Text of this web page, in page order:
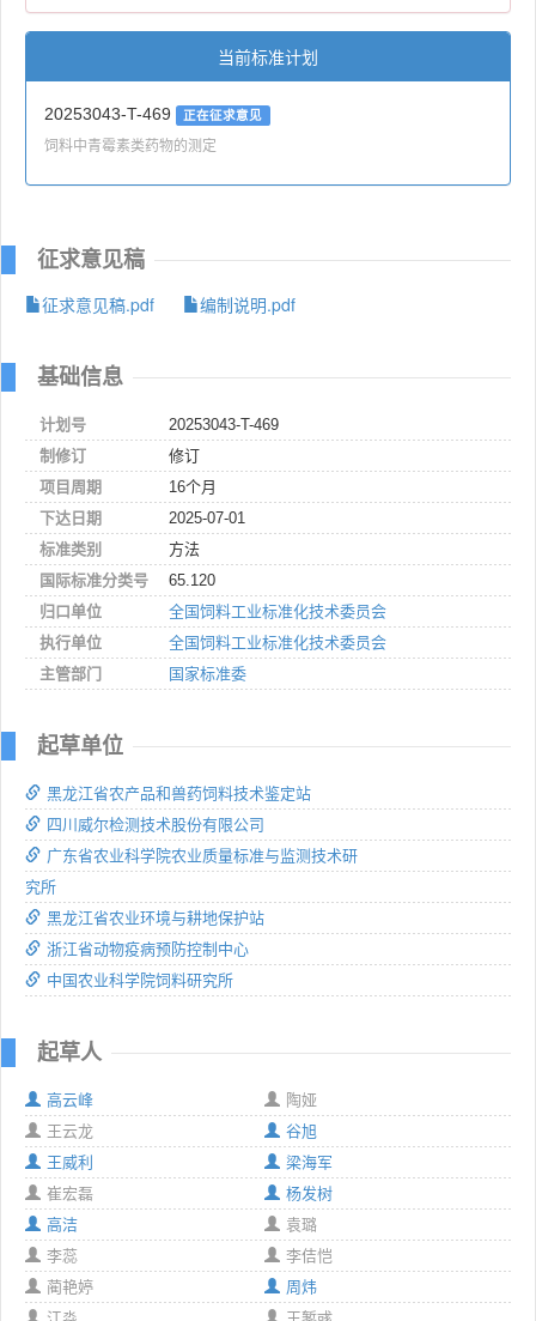
当前标准计划
20253043-T-469 正在征求意见
饲料中青霉素类药物的测定
征求意见稿
征求意见稿.pdf
编制说明.pdf
基础信息
计划号
20253043-T-469
制修订
修订
项目周期
16个月
下达日期
2025-07-01
标准类别
方法
国际标准分类号
65.120
归口单位
全国饲料工业标准化技术委员会
执行单位
全国饲料工业标准化技术委员会
主管部门
国家标准委
起草单位
黑龙江省农产品和兽药饲料技术鉴定站
四川威尔检测技术股份有限公司
广东省农业科学院农业质量标准与监测技术研
究所
黑龙江省农业环境与耕地保护站
浙江省动物疫病预防控制中心
中国农业科学院饲料研究所
起草人
高云峰
陶娅
王云龙
谷旭
王威利
梁海军
崔宏磊
杨发树
高洁
袁璐
李蕊
李佶恺
蔺艳婷
周炜